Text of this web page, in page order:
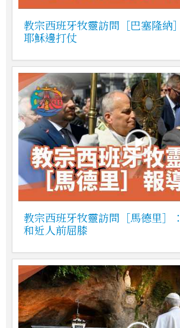
教宗西班牙牧靈訪問［巴塞隆納
耶穌邊打仗
教宗西班牙牧靈訪問［馬德里］
和近人前屈膝